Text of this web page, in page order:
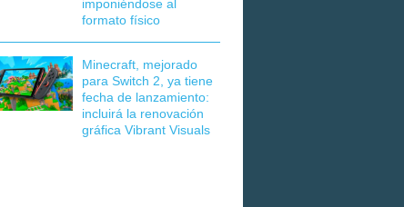
imponiéndose al
formato físico
Minecraft, mejorado
para Switch 2, ya tiene
fecha de lanzamiento:
incluirá la renovación
gráfica Vibrant Visuals